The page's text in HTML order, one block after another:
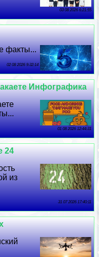
03 08 2026 6:21:55
факты...
02 08 2026 9:32:14
Инфографика
01 08 2026 12:44:31
24
из
31 07 2026 17:40:11